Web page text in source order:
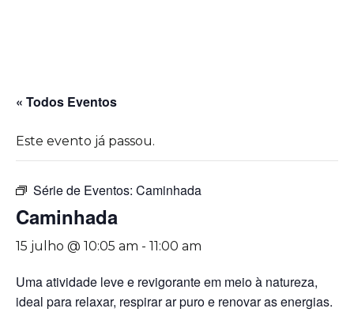
« Todos Eventos
Este evento já passou.
Série de Eventos: Caminhada
Caminhada
15 julho @ 10:05 am - 11:00 am
Uma atividade leve e revigorante em meio à natureza,
ideal para relaxar, respirar ar puro e renovar as energias.